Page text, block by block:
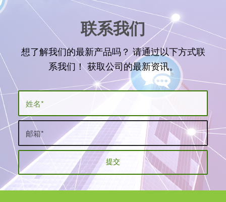
联系我们
想了解我们的最新产品吗？ 请通过以下方式联
系我们！ 获取公司的最新资讯。